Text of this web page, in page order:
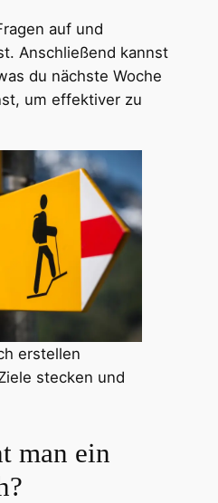
auf und
Anschließend kannst
du nächste Woche
um effektiver zu
erstellen
stecken und
man ein